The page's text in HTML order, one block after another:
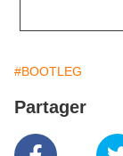
#BOOTLEG
Partager